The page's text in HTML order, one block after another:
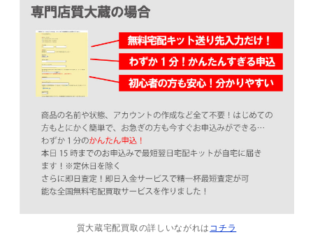
質大蔵宅配買取の詳しいながれは コチラ